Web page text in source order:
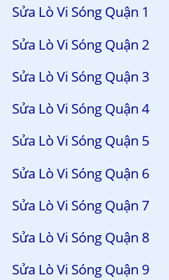
Sửa Lò Vi Sóng Quận 1
Sửa Lò Vi Sóng Quận 2
Sửa Lò Vi Sóng Quận 3
Sửa Lò Vi Sóng Quận 4
Sửa Lò Vi Sóng Quận 5
Sửa Lò Vi Sóng Quận 6
Sửa Lò Vi Sóng Quận 7
Sửa Lò Vi Sóng Quận 8
Sửa Lò Vi Sóng Quận 9